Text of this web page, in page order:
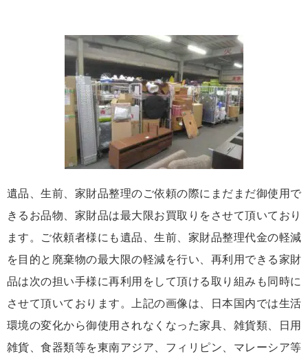
遺品、生前、家財品整理のご依頼の際にまだまだ御使用で
きるお品物、家財品は最大限お買取りをさせて頂いており
ます。ご依頼者様にも遺品、生前、家財品整理代金の軽減
を目的と廃棄物の最大限の軽減を行い、再利用できる家財
品は次の担い手様に再利用をして頂ける取り組みも同時に
させて頂いております。上記の画像は、日本国内では生活
環境の変化から御使用されなくなった家具、雑貨類、日用
雑貨、食器類等を東南アジア、フィリピン、マレーシア等